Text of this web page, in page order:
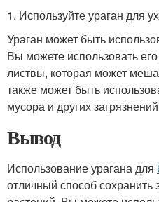
1. Используйте ураган для
Ураган может быть
Вы можете использовать
листвы, которая может
также может быть
мусора и других
Вывод
Использование урагана для
отличный способ сохранить